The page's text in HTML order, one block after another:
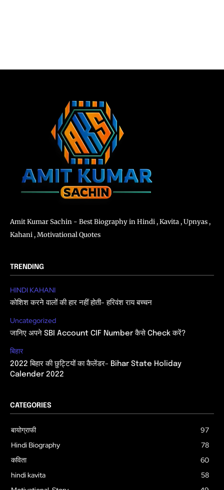
Amit Kumar Sachin - Best Biography in Hindi , Kavita , Upnyas ,
Kahani , Motivational Quotes
TRENDING
HINDI KAHANI
कोशिश करने वालों की हार नहीं होती- हरिवंश राय बच्चन
Uncategorized
जानिए अपने SBI Account CIF Number कैसे Check करें?
बिहार
2022 बिहार की छुट्टियों का कैलेंडर- Bihar State Holiday
Calender 2022
CATEGORIES
बायोग्राफी
97
Hindi Biography
78
कविता
60
hindi kavita
58